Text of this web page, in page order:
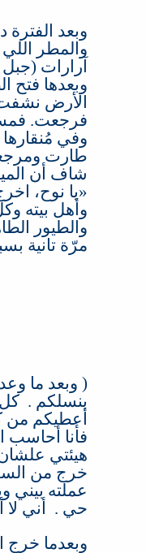
وبعد الفترة
والمطر
آرارات (جبل
وبعدها فتح
الأرض
فرجعت.
وفي
طارت
شاف أن
«يا نوح،
وأهل بيته
والطيور
مرّة تانية
( وبعد ما
بنسلكم .
أعطيكم
فأنا
هيئتي
خرج من
عملته بيني
حي . أني
وبعدما خرج